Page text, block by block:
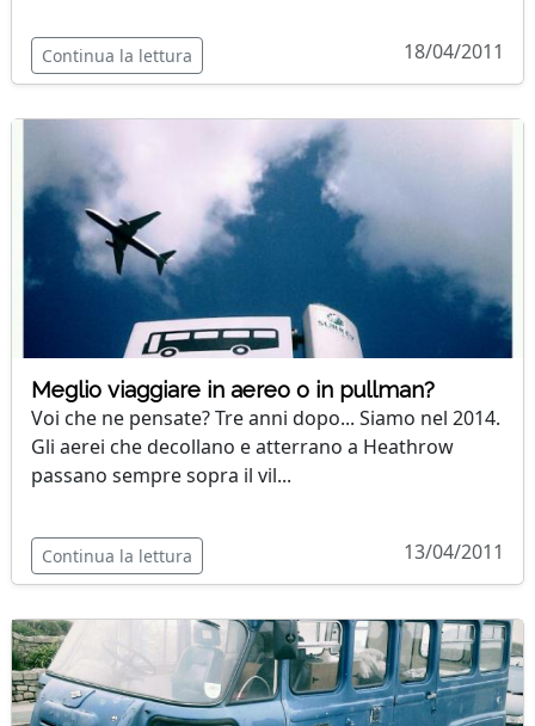
Continua la lettura 18/04/2011
Meglio viaggiare in aereo o in pullman?
Voi che ne pensate? Tre anni dopo... Siamo nel 2014.
Gli aerei che decollano e atterrano a Heathrow
passano sempre sopra il vil...
Continua la lettura 13/04/2011